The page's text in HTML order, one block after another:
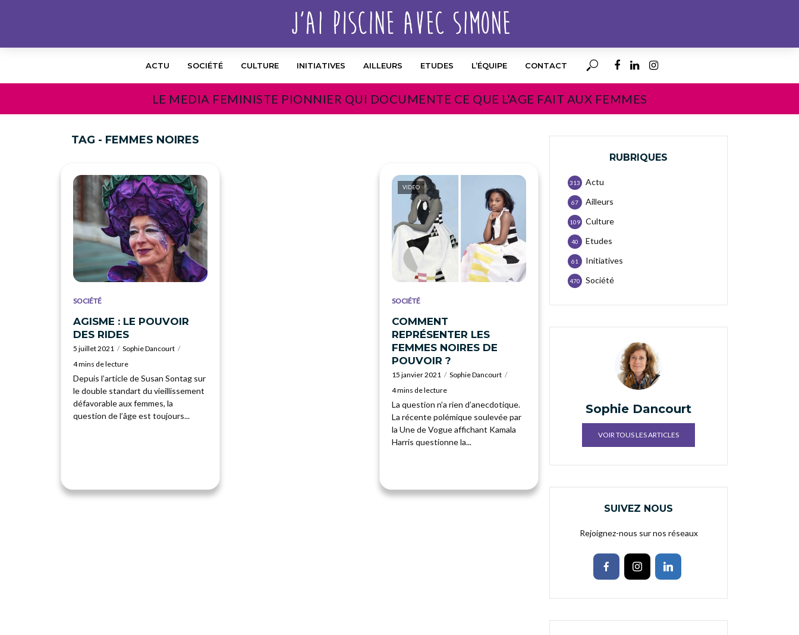
ACTU SOCIÉTÉ CULTURE INITIATIVES AILLEURS ETUDES L’ÉQUIPE CONTACT
LE MEDIA FEMINISTE PIONNIER QUI DOCUMENTE CE QUE L’AGE FAIT AUX FEMMES
TAG - FEMMES NOIRES
SOCIÉTÉ
AGISME : LE POUVOIR
DES RIDES
5 juillet 2021
Sophie Dancourt
4 mins de lecture
Depuis l’article de Susan Sontag sur
le double standart du vieillissement
défavorable aux femmes, la
question de l’âge est toujours...
VIDEO
SOCIÉTÉ
COMMENT
REPRÉSENTER LES
FEMMES NOIRES DE
POUVOIR ?
15 janvier 2021
Sophie Dancourt
4 mins de lecture
La question n’a rien d’anecdotique.
La récente polémique soulevée par
la Une de Vogue affichant Kamala
Harris questionne la...
RUBRIQUES
Actu
313
Ailleurs
67
Culture
109
Etudes
40
Initiatives
61
Société
470
Sophie Dancourt
VOIR TOUS LES ARTICLES
SUIVEZ NOUS
Rejoignez-nous sur nos réseaux